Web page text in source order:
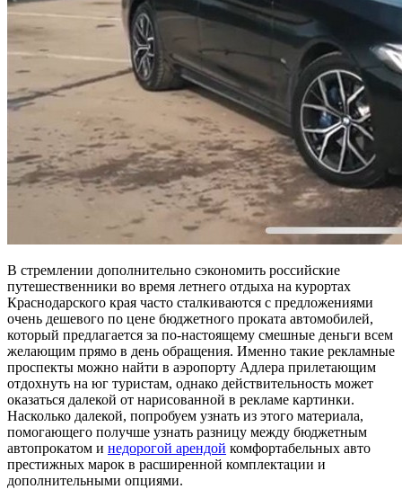
В стремлении дополнительно сэкономить российские
путешественники во время летнего отдыха на курортах
Краснодарского края часто сталкиваются с предложениями
очень дешевого по цене бюджетного проката автомобилей,
который предлагается за по-настоящему смешные деньги всем
желающим прямо в день обращения. Именно такие рекламные
проспекты можно найти в аэропорту Адлера прилетающим
отдохнуть на юг туристам, однако действительность может
оказаться далекой от нарисованной в рекламе картинки.
Насколько далекой, попробуем узнать из этого материала,
помогающего получше узнать разницу между бюджетным
автопрокатом и недорогой арендой комфортабельных авто
престижных марок в расширенной комплектации и
дополнительными опциями.